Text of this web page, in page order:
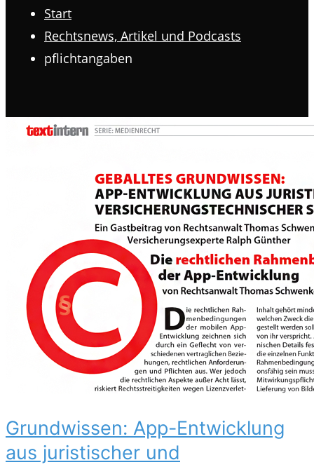
Start
Rechtsnews, Artikel und Podcasts
pflichtangaben
Grundwissen: App-Entwicklung
aus juristischer und